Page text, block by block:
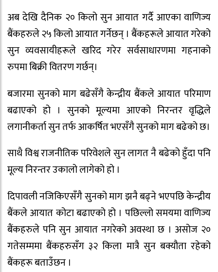
अब देखि दैनिक २० किलो सुन आयात गर्दै आएका वाणिज्य
बैंकहरुले २५ किलो आयात गर्नेछन् । बैंकहरूले आयात गरेको
सुन व्यवसायीहरूले खरिद गरेर सर्वसाधारणमा गहनाको
रुपमा बिक्री वितरण गर्छन्।
बजारमा सुनको माग बढेसँगै केन्द्रीय बैंकले आयात परिमाण
बढाएको हो । सुनको मूल्यमा आएको निरन्तर वृद्धिले
लगानीकर्ता सुन तर्फ आकर्षित भएसँगै सुनको माग बढेको छ।
साथै विश्व राजनीतिक परिवेशले सुन लागत नै बढेको हुँदा पनि
मूल्य निरन्तर उकालो लागेको हो ।
दिपावली नजिकिएसँगै सुनको माग झनै बढ्ने भएपछि केन्द्रीय
बैंकले आयात कोटा बढाएको हो । पछिल्लो समयमा वाणिज्य
बैंकहरुले पनि सुन आयात नगरेको अवस्था छ । असोज २०
गतेसम्ममा बैंकहरुसँग ३२ किला मात्रै सुन बक्यौता रहेको
बैंकहरू बताउँछन ।